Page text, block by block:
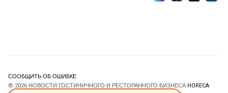
СООБЩИТЬ ОБ ОШИБКЕ
© 2026 НОВОСТИ ГОСТИНИЧНОГО И РЕСТОРАННОГО БИЗНЕСА HORECA